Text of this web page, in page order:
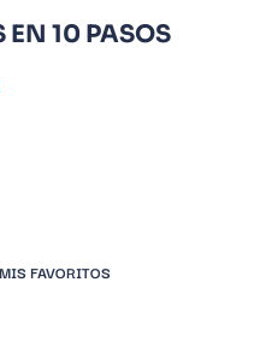
10 PASOS